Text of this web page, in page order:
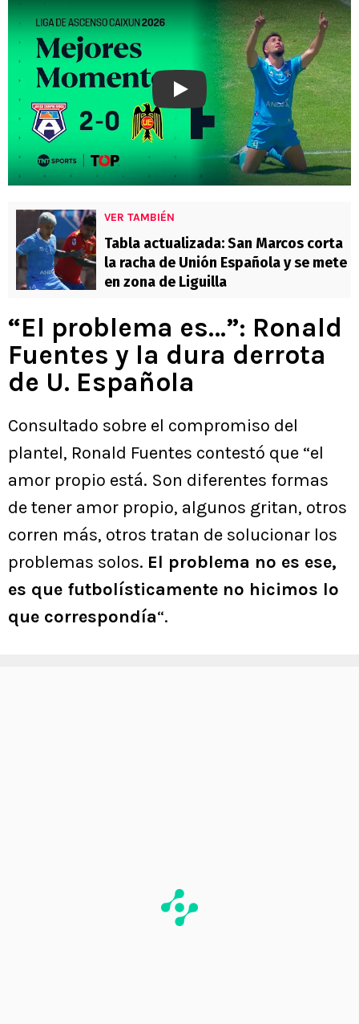
Play
VER TAMBIÉN
Tabla actualizada: San Marcos corta
la racha de Unión Española y se mete
en zona de Liguilla
“El problema es…”: Ronald
Fuentes y la dura derrota
de U. Española
Consultado sobre el compromiso del
plantel, Ronald Fuentes contestó que “el
amor propio está. Son diferentes formas
de tener amor propio, algunos gritan, otros
corren más, otros tratan de solucionar los
problemas solos. El problema no es ese,
es que futbolísticamente no hicimos lo
que correspondía“.